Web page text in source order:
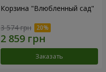
Корзина "Влюбленный сад"
3 574 грн
Заказать